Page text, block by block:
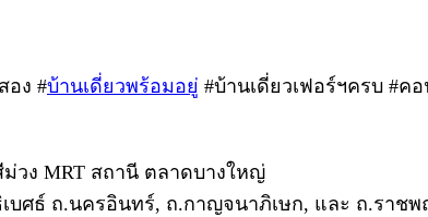
อง #บ้านเดี่ยวพร้อมอยู่ #บ้านเดี่ยวเฟอร์ฯครบ #ค
วง MRT สถานี ตลาดบางใหญ่
บศธ์ ถ.นครอินทร์, ถ.กาญจนาภิเษก, และ ถ.ราชพ